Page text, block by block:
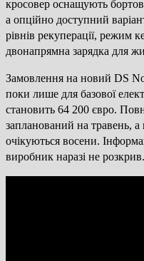
кросовер оснащують
а опційно доступний
рівнів рекуперації, режим
двонапрямна зарядка для
Замовлення на новий DS
поки лише для базової
становить 64 200 євро.
запланований на травень,
очікуються восени.
виробник наразі не розкрив.